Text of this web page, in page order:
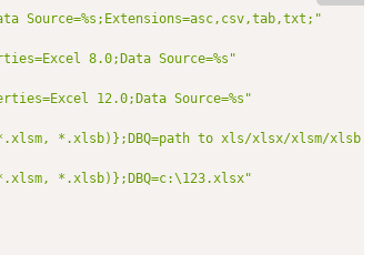
8.0;Data Source=%s"
12.0;Data Source=%s"
*.xlsb)};DBQ=path to xls/xlsx/xlsm/xlsb
*.xlsb)};DBQ=c:\123.xlsx"